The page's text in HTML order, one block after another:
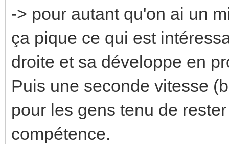
-> pour autant qu'on ai un
ça pique ce qui est
droite et sa développe en
Puis une seconde vitesse
pour les gens tenu de
compétence.